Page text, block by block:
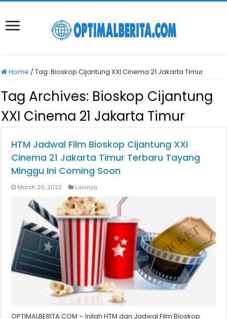
Home /Tag:Bioskop Cijantung XXI Cinema 21 Jakarta Timur
Tag Archives: Bioskop Cijantung
XXI Cinema 21 Jakarta Timur
HTM Jadwal Film Bioskop Cijantung XXI
Cinema 21 Jakarta Timur Terbaru Tayang
Minggu Ini Coming Soon
March 20, 2022 Lainnya
OPTIMALBERITA.COM – Inilah HTM dan Jadwal Film Bioskop